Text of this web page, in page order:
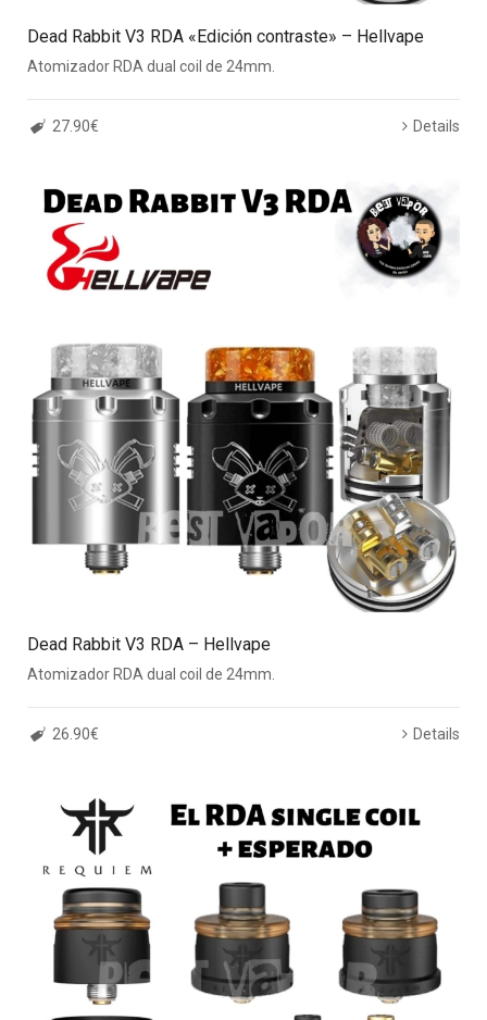
Dead Rabbit V3 RDA «Edición contraste» – Hellvape
Atomizador RDA dual coil de 24mm.
27.90€ Details
Dead Rabbit V3 RDA – Hellvape
Atomizador RDA dual coil de 24mm.
26.90€ Details